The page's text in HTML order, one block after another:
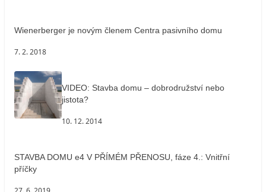
Wienerberger je novým členem Centra pasivního domu
7. 2. 2018
VIDEO: Stavba domu – dobrodružství nebo
jistota?
10. 12. 2014
STAVBA DOMU e4 V PŘÍMÉM PŘENOSU, fáze 4.: Vnitřní
příčky